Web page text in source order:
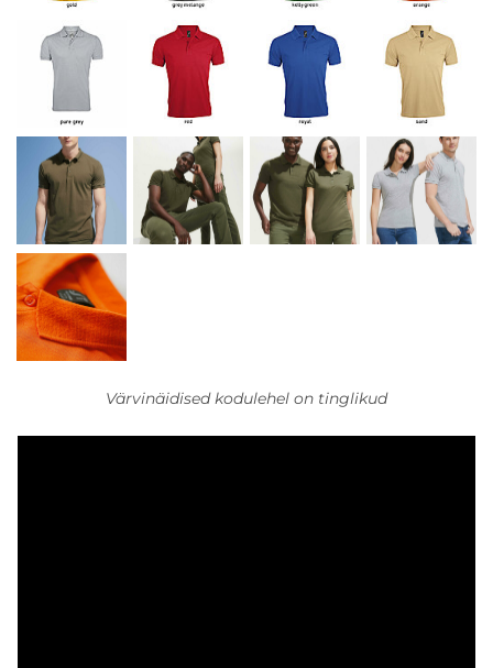
Värvinäidised kodulehel on tinglikud